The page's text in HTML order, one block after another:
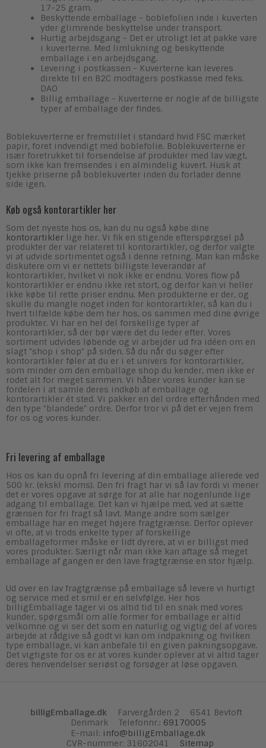
17-25 gram.
Beskyttende emballage - boblefolien inde i kuverten
yder glimrende beskyttelse under transport.
Hurtig arbejdsgang - Det er utroligt let at pakke vare
i kuverterne. Med limlukning og beskyttende
emballage i en arbejdsgang.
Levering i postkassen - Kuverterne kan leveres
direkte til en B2C modtagers postkasse med feks.
DAO
Billig emballage - Kuverterne er nogle af de billigste
typer af emballage der findes.
Boblekuverterne er fremstillet i standard hvid FSC mærket
papir, foret indvendigt med boblefolie. Boblekuverterne er
især foretrukket til forsendelse af produkter med lav vægt,
som ikke kan fremsendes i en almindelig kuvert. Husk at
tjekke priserne på boblekuverter inden du forlader denne
side igen.
Køb også kontorartikler her
Som det nyeste hos os, kan du nu også købe dine
kontorartikler lige her. Vi fik en stigende efterspørgsel på
produkter der var relateret til kontorartikler, og derfor valgte
vi at udvide sortimentet også i denne retning. Man kan måske
diskutere om vi er nettets billigste leverandør af
kontorartikler, hvilket vi nok ikke er endnu. Vores flow på
kontorartikler er endnu ikke ret stort, og derfor kan vi heller
ikke købe til rette priser endnu. Men produkterne er der, og
skulle du mangle noget inden for kontorartikler, så kan du i
hvert tilfælde købe dem her hos, os sammen med dine øvrige
produkter. Vi har en hel del forskellige typer af
kontorartikler, så der bør være det du leder efter. Vores
sortiment udvides løbende og vi arbejder ud fra idéen om en
slagt "shop i shop" på siden. Så du når du søger efter
kontorartikler føler at du er i et univers for kontorartikler,
som minder om den emballage shop du kender, men ikke er
rodet alt for meget sammen. Vi håber vores kunder kan se
fordelen i at samle deres indkøb af emballage og
kontorartikler ét sted. Vi pakker en del ordre efterhånden med
den type "blandede" ordre. Derfor tror vi på det er vejen frem
for os og vores kunder.
Fri levering af emballage
Hos os kan du opnå fri levering af din emballage allerede ved
500 kr. (ekskl moms). Den fri fragt har vi så lav fordi vi mener
det er vores opgave at sørge for at alle har nogenlunde lige
adgang til emballage. Det kan vi hjælpe med, ved at sætte
grænsen for fri fragt så lavt. Mange andre som sælger
emballage har en meget højere fragtgrænse. Derfor oplever
vi ofte, at vi trods enkelte typer af forskellige
emballageformer måske er lidt dyrere, at vi er billigst med
vores produkter. Særligt når man ikke kan aftage så meget
emballage af gangen er den lave fragtgrænse en stor hjælp.
Ud over en lav fragtgrænse på emballage så levere vi hurtigt
og service med et smil er en selvfølge. Her hos
billigEmballage tager vi os altid tid til en snak med vores
kunder, spørgsmål om alle former for emballage er altid
velkomne og vi ser det som en naturlig og vigtig del af vores
arbejde at rådgive så godt vi kan om indpakning og hvilken
type emballage, vi kan anbefale til en given pakningsopgave.
Det vigtigste for os er at vores kunder oplever at vi altid tager
deres henvendelser seriøst og forsøger at løse opgaven.
billigEmballage.dk Farvergården 2
6541 Bevtoft
Denmark
Telefonnr.: 69170005
E-mail: info@billigEmballage.dk
CVR-nummer: 31602041 Sitemap